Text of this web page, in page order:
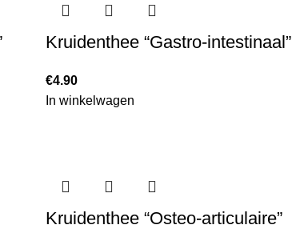
Kruidenthee “Gastro-intestinaal”
€4.90
In winkelwagen
Kruidenthee “Osteo-articulaire”